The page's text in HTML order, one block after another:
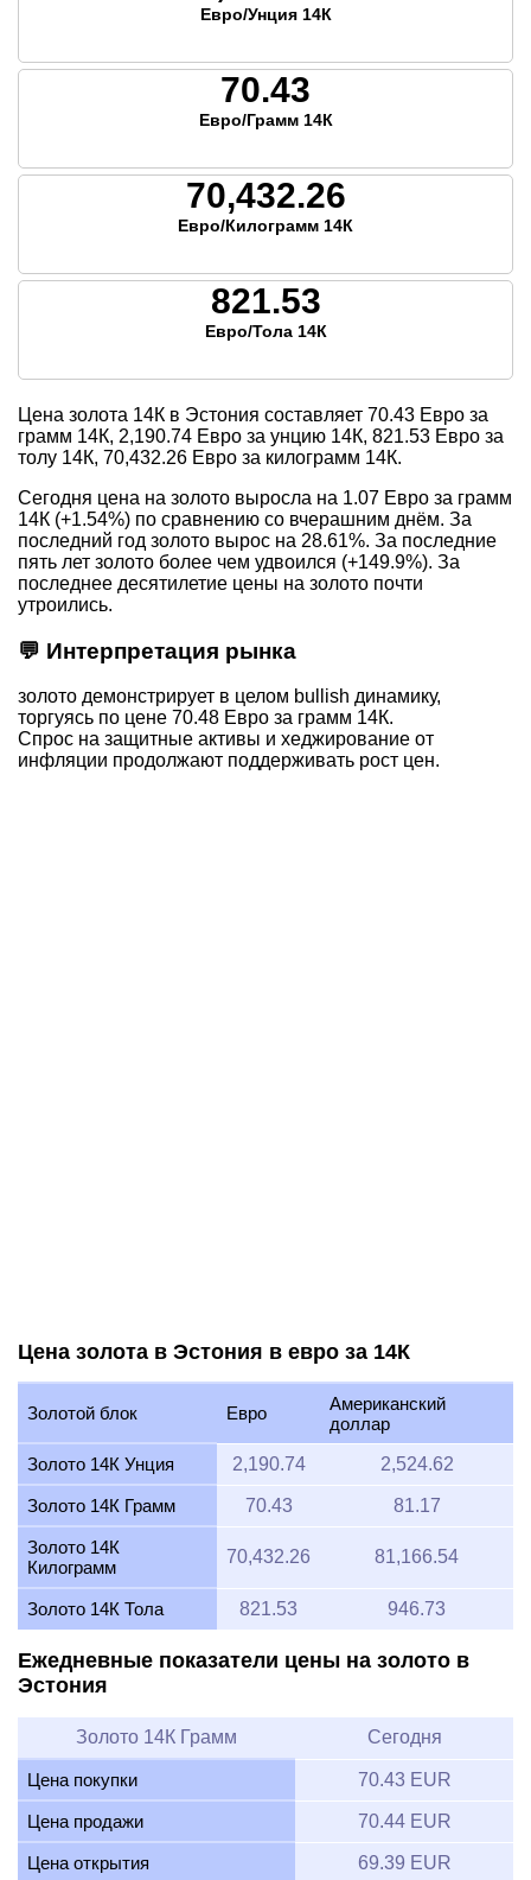
Евро/Унция 14К
70.43
Евро/Грамм 14К
70,432.26
Евро/Килограмм 14К
821.53
Евро/Тола 14К
Цена золота 14К в Эстония составляет 70.43 Евро за
грамм 14К, 2,190.74 Евро за унцию 14К, 821.53 Евро за
толу 14К, 70,432.26 Евро за килограмм 14К.
Сегодня цена на золото выросла на 1.07 Евро за грамм
14К (+1.54%) по сравнению со вчерашним днём. За
последний год золото вырос на 28.61%. За последние
пять лет золото более чем удвоился (+149.9%). За
последнее десятилетие цены на золото почти
утроились.
💬 Интерпретация рынка
золото демонстрирует в целом bullish динамику,
торгуясь по цене 70.48 Евро за грамм 14К.
Спрос на защитные активы и хеджирование от
инфляции продолжают поддерживать рост цен.
Цена золота в Эстония в евро за 14К
Золотой блок Евро
Американский
доллар
Золото 14К Унция
2,190.74 2,524.62
Золото 14К Грамм 70.43 81.17
Золото 14К
Килограмм
70,432.26 81,166.54
Золото 14К Тола 821.53 946.73
Ежедневные показатели цены на золото в
Эстония
Золото 14К Грамм Сегодня
Цена покупки 70.43 EUR
Цена продажи 70.44 EUR
Цена открытия 69.39 EUR